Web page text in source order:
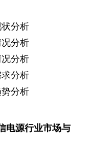
分析
分析
分析
分析
分析
电源行业市场与